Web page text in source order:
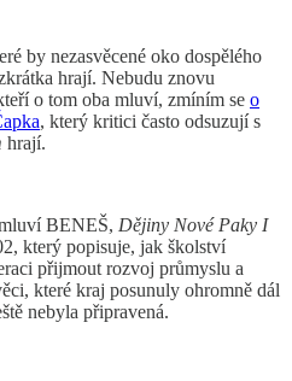
by nezasvěcené oko dospělého
hrají. Nebudu znovu
o tom oba mluví, zmíním se o
, který kritici často odsuzují s
hrají.
BENEŠ, Dějiny Nové Paky I
který popisuje, jak školství
přijmout rozvoj průmyslu a
které kraj posunuly ohromně dál
nebyla připravená.